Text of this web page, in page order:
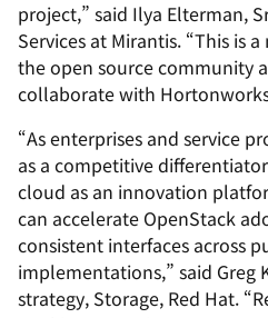
project,” said Ilya Elterman,
Services at Mirantis. “This is
the open source community
collaborate with
“As enterprises and service
as a competitive
cloud as an innovation
can accelerate OpenStack
consistent interfaces across
implementations,” said Greg
strategy, Storage, Red Hat.